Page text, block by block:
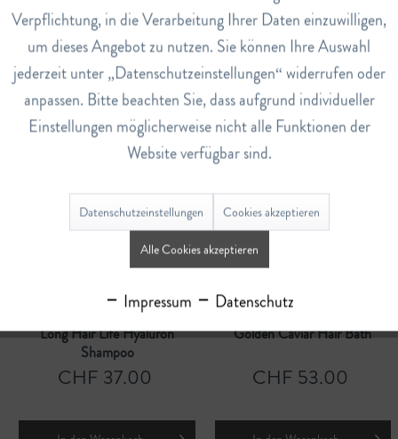
Granatapfel Shampoo
CHF 14.80
Pfingstrose Shampoo
CHF 14.80
In den
Long Hair Life Hyaluron
Shampoo
CHF 37.00
Golden Caviar Hair Bath
CHF 53.00
Verpflichtung, in die Verarbeitung Ihrer Daten einzuwilligen,
um dieses Angebot zu nutzen. Sie können Ihre Auswahl
jederzeit unter „Datenschutzeinstellungen“ widerrufen oder
anpassen. Bitte beachten Sie, dass aufgrund individueller
Einstellungen möglicherweise nicht alle Funktionen der
Website verfügbar sind.
Datenschutzeinstellungen Cookies akzeptieren
Alle Cookies akzeptieren
Impressum Datenschutz